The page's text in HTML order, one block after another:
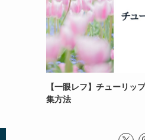
【一眼レフ】チューリッ
集方法